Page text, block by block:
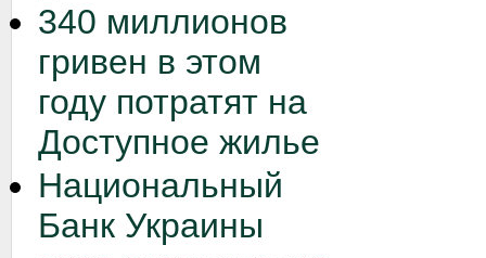
340 миллионов
гривен в этом
году потратят на
Доступное жилье
Национальный
Банк Украины